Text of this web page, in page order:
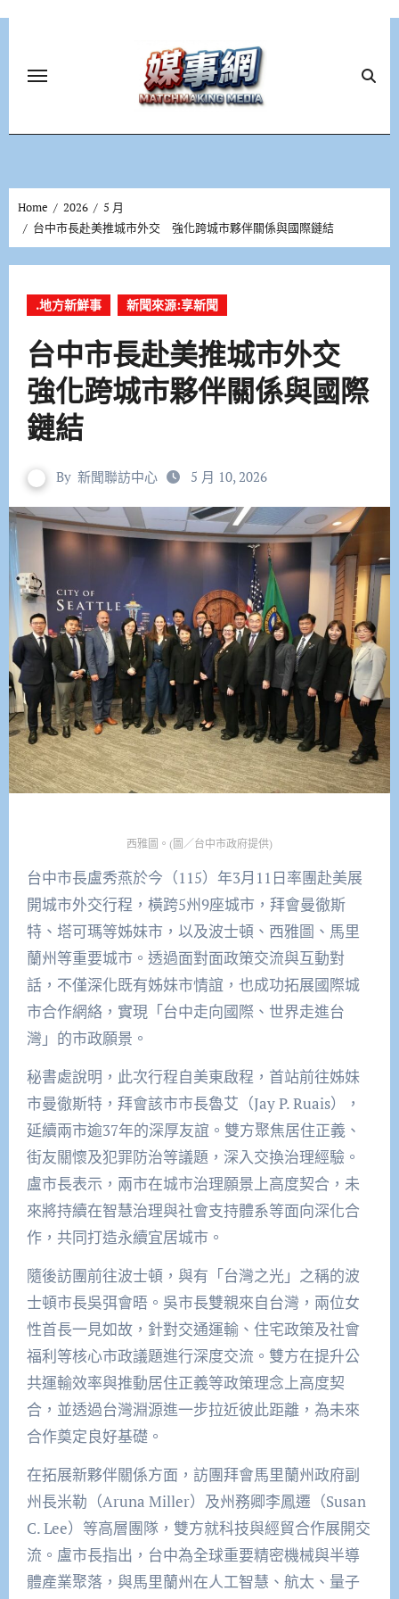
Home 2026
5 月
台中市長赴美推城市外交 強化跨城市夥伴關係與國際鏈結
.地方新鮮事 新聞來源:享新聞
台中市長赴美推城市外交
強化跨城市夥伴關係與國際
鏈結
By 新聞聯訪中心 5 月 10, 2026
西雅圖。(圖／台中市政府提供)
台中市長盧秀燕於今（115）年3月11日率團赴美展
開城市外交行程，橫跨5州9座城市，拜會曼徹斯
特、塔可瑪等姊妹市，以及波士頓、西雅圖、馬里
蘭州等重要城市。透過面對面政策交流與互動對
話，不僅深化既有姊妹市情誼，也成功拓展國際城
市合作網絡，實現「台中走向國際、世界走進台
灣」的市政願景。
秘書處說明，此次行程自美東啟程，首站前往姊妹
市曼徹斯特，拜會該市市長魯艾（Jay P. Ruais），
延續兩市逾37年的深厚友誼。雙方聚焦居住正義、
街友關懷及犯罪防治等議題，深入交換治理經驗。
盧市長表示，兩市在城市治理願景上高度契合，未
來將持續在智慧治理與社會支持體系等面向深化合
作，共同打造永續宜居城市。
隨後訪團前往波士頓，與有「台灣之光」之稱的波
士頓市長吳弭會晤。吳市長雙親來自台灣，兩位女
性首長一見如故，針對交通運輸、住宅政策及社會
福利等核心市政議題進行深度交流。雙方在提升公
共運輸效率與推動居住正義等政策理念上高度契
合，並透過台灣淵源進一步拉近彼此距離，為未來
合作奠定良好基礎。
在拓展新夥伴關係方面，訪團拜會馬里蘭州政府副
州長米勒（Aruna Miller）及州務卿李鳳遷（Susan
C. Lee）等高層團隊，雙方就科技與經貿合作展開交
流。盧市長指出，台中為全球重要精密機械與半導
體產業聚落，與馬里蘭州在人工智慧、航太、量子